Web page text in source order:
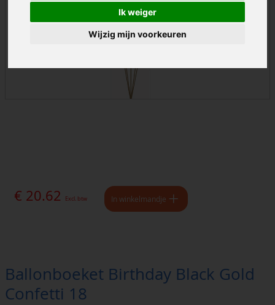
Ik weiger
Wijzig mijn voorkeuren
€ 20.62 Excl. btw In winkelmandje
Ballonboeket Birthday Black Gold
Confetti 18